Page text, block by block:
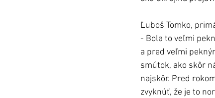
Ľuboš Tomko,
- Bola to veľmi
a pred veľmi
smútok, ako skôr
najskôr. Pred
zvyknúť, že je to